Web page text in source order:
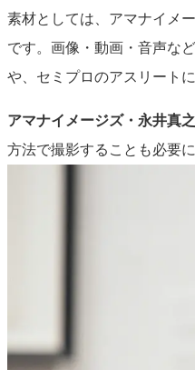
素材としては、アマナイメ
です。画像・動画・音声な
や、セミプロのアスリート
アマナイメージズ・永井真
方法で撮影することも必要